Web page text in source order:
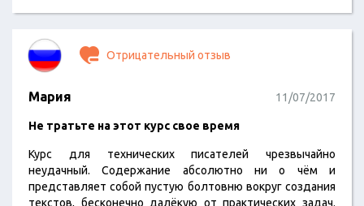
минут.5. Некоторые лекции вводят в…
Отрицательный отзыв
Мария 11/07/2017
Не тратьте на этот курс свое время
Курс для технических писателей чрезвычайно
неудачный. Содержание абсолютно ни о чём и
представляет собой пустую болтовню вокруг создания
текстов, бесконечно далёкую от практических задач.